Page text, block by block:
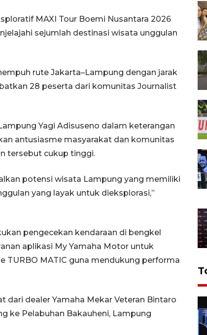
MAXI Tour Boemi Nusantara 2026
sejumlah destinasi wisata unggulan
rute Jakarta–Lampung dengan jarak
28 peserta dari komunitas Journalist
Yagi Adisuseno dalam keterangan
antusiasme masyarakat dan komunitas
tersebut cukup tinggi.
potensi wisata Lampung yang memiliki
yang layak untuk dieksplorasi,”
pengecekan kendaraan di bengkel
aplikasi My Yamaha Motor untuk
TURBO MATIC guna mendukung performa
dari dealer Yamaha Mekar Veteran Bintaro
ke Pelabuhan Bakauheni, Lampung